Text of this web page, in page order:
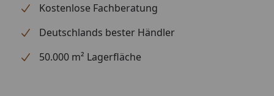
Wandtank
Hinweis: Für die Montage werden Traufbretter
Kostenlose Fachberatung
Deutschlands bester Händler
50.000 m² Lagerfläche